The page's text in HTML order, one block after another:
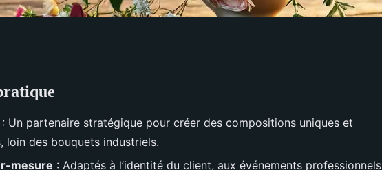
4ème : créations
: Un partenaire stratégique pour créer des compositions uniques et
loin des bouquets industriels.
mesure : Adaptés à l’identité du client, aux événements professionnels